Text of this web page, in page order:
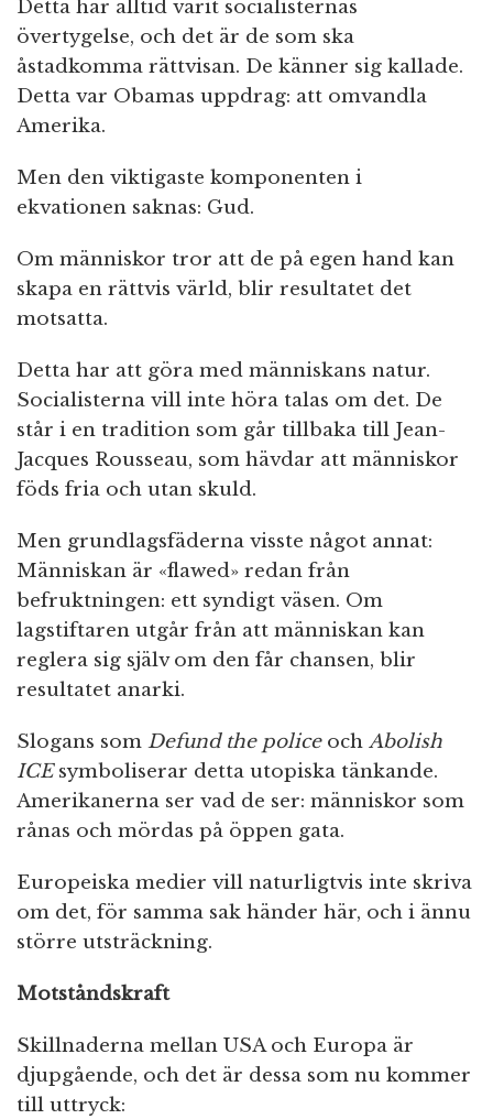
Detta har alltid varit socialisternas
övertygelse, och det är de som ska
åstadkomma rättvisan. De känner sig kallade.
Detta var Obamas uppdrag: att omvandla
Amerika.
Men den viktigaste komponenten i
ekvationen saknas: Gud.
Om människor tror att de på egen hand kan
skapa en rättvis värld, blir resultatet det
motsatta.
Detta har att göra med människans natur.
Socialisterna vill inte höra talas om det. De
står i en tradition som går tillbaka till Jean-
Jacques Rousseau, som hävdar att människor
föds fria och utan skuld.
Men grundlagsfäderna visste något annat:
Människan är «flawed» redan från
befruktningen: ett syndigt väsen. Om
lagstiftaren utgår från att människan kan
reglera sig själv om den får chansen, blir
resultatet anarki.
Slogans som Defund the policeoch Abolish
ICEsymboliserar detta utopiska tänkande.
Amerikanerna ser vad de ser: människor som
rånas och mördas på öppen gata.
Europeiska medier vill naturligtvis inte skriva
om det, för samma sak händer här, och i ännu
större utsträckning.
Motståndskraft
Skillnaderna mellan USA och Europa är
djupgående, och det är dessa som nu kommer
till uttryck: